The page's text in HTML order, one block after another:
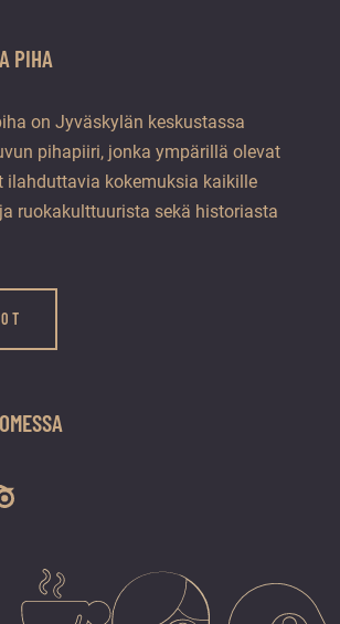
PIHA
on Jyväskylän keskustassa
pihapiiri, jonka ympärillä olevat
ilahduttavia kokemuksia kaikille
ruokakulttuurista sekä historiasta